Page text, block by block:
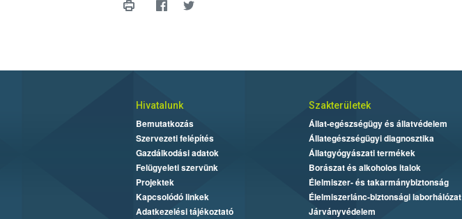
Hivatalunk
Bemutatkozás
Szervezeti felépítés
Gazdálkodási adatok
Felügyeleti szervünk
Projektek
Kapcsolódó linkek
Adatkezelési tájékoztató
Szakterületek
Állat-egészségügy és állatvédelem
Állategészségügyi diagnosztika
Állatgyógyászati termékek
Borászat és alkoholos italok
Élelmiszer- és takarmánybiztonság
Élelmiszerlánc-biztonsági laborhálózat
Járványvédelem